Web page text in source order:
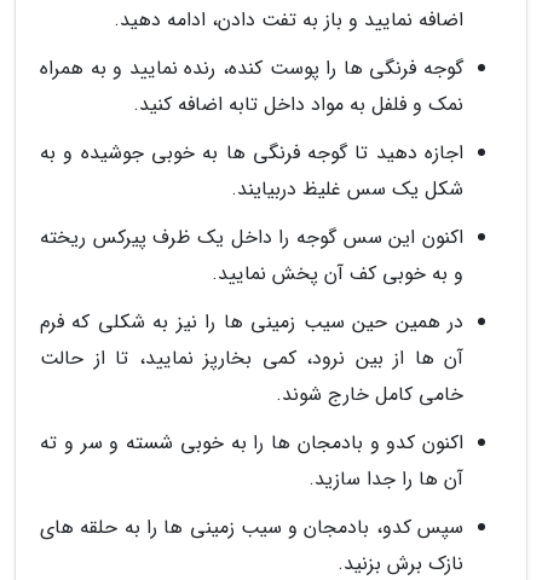
اضافه نمایید و باز به تفت دادن، ادامه دهید.
گوجه فرنگی ها را پوست کنده، رنده نمایید و به همراه
نمک و فلفل به مواد داخل تابه اضافه کنید.
اجازه دهید تا گوجه فرنگی ها به خوبی جوشیده و به
شکل یک سس غلیظ دربیایند.
اکنون این سس گوجه را داخل یک ظرف پیرکس ریخته
و به خوبی کف آن پخش نمایید.
در همین حین سیب زمینی ها را نیز به شکلی که فرم
آن ها از بین نرود، کمی بخارپز نمایید، تا از حالت
خامی کامل خارج شوند.
اکنون کدو و بادمجان ها را به خوبی شسته و سر و ته
آن ها را جدا سازید.
سپس کدو، بادمجان و سیب زمینی ها را به حلقه های
نازک برش بزنید.